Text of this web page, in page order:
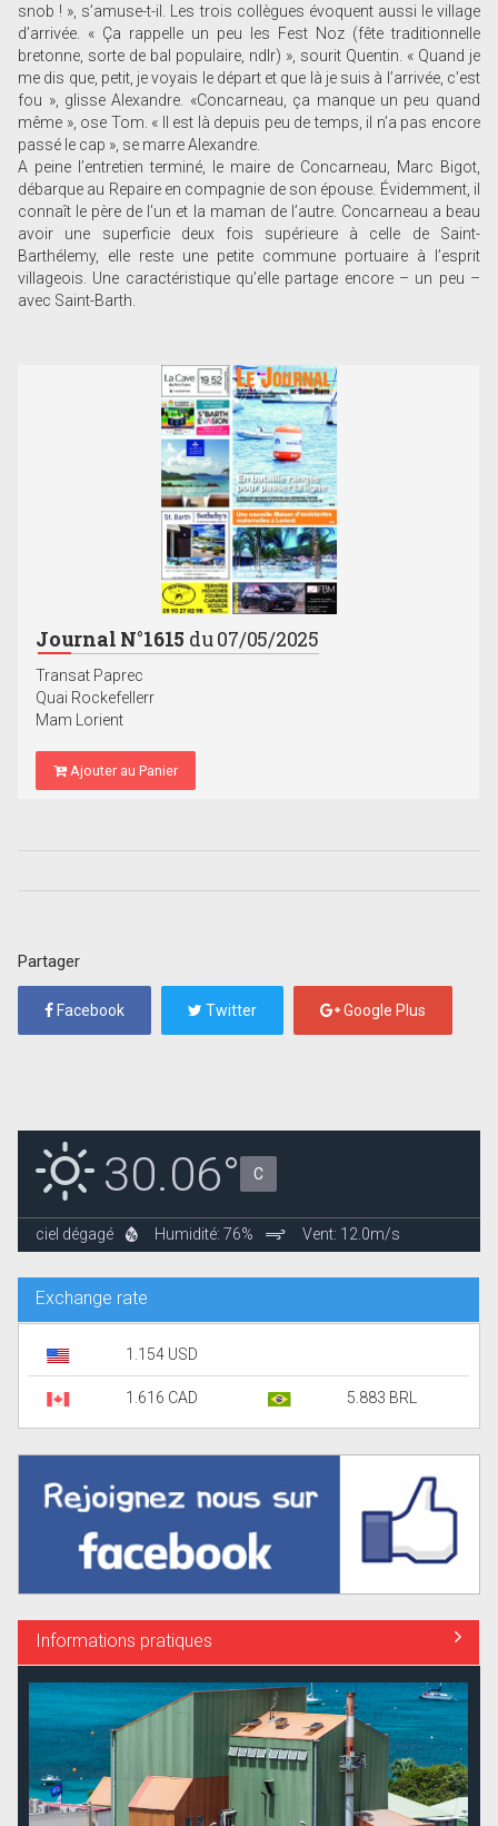
snob ! », s’amuse-t-il. Les trois collègues évoquent aussi le village
d’arrivée. « Ça rappelle un peu les Fest Noz (fête traditionnelle
bretonne, sorte de bal populaire, ndlr) », sourit Quentin. « Quand je
me dis que, petit, je voyais le départ et que là je suis à l’arrivée, c’est
fou », glisse Alexandre. «Concarneau, ça manque un peu quand
même », ose Tom. « Il est là depuis peu de temps, il n’a pas encore
passé le cap », se marre Alexandre.
A peine l’entretien terminé, le maire de Concarneau, Marc Bigot,
débarque au Repaire en compagnie de son épouse. Évidemment, il
connaît le père de l’un et la maman de l’autre. Concarneau a beau
avoir une superficie deux fois supérieure à celle de Saint-
Barthélemy, elle reste une petite commune portuaire à l’esprit
villageois. Une caractéristique qu’elle partage encore – un peu –
avec Saint-Barth.
Journal N°1615 du 07/05/2025
Transat Paprec
Quai Rockefellerr
Mam Lorient
Ajouter au Panier
Partager
Facebook Twitter Google Plus
30.06° C
ciel dégagé Humidité: 76% Vent: 12.0m/s
Exchange rate
1.154 USD
1.616 CAD 5.883 BRL
Informations pratiques